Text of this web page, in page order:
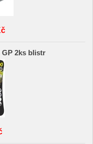
GP 2ks blistr